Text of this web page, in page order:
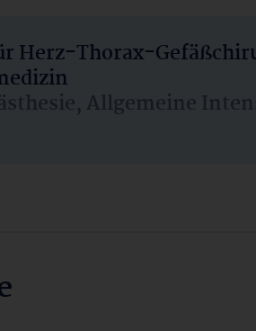
Herz-Thorax-
Allgemeine